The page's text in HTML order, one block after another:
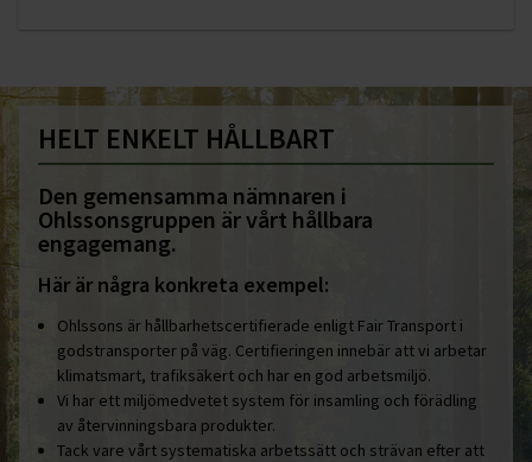
HELT ENKELT HÅLLBART
Den gemensamma nämnaren i
Ohlssonsgruppen är vårt hållbara
engagemang.
Här är några konkreta exempel:
Ohlssons är hållbarhetscertifierade enligt Fair Transport i
godstransporter på väg. Certifieringen innebär att vi arbetar
klimatsmart, trafiksäkert och har en god arbetsmiljö.
Vi har ett miljömedvetet system för insamling och förädling
av återvinningsbara produkter.
Tack vare vårt systematiska arbetssätt och strävan efter att